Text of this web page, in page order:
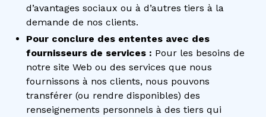
d’avantages sociaux ou à d’autres tiers à la
demande de nos clients.
Pour conclure des ententes avec des
fournisseurs de services : Pour les besoins de
notre site Web ou des services que nous
fournissons à nos clients, nous pouvons
transférer (ou rendre disponibles) des
renseignements personnels à des tiers qui